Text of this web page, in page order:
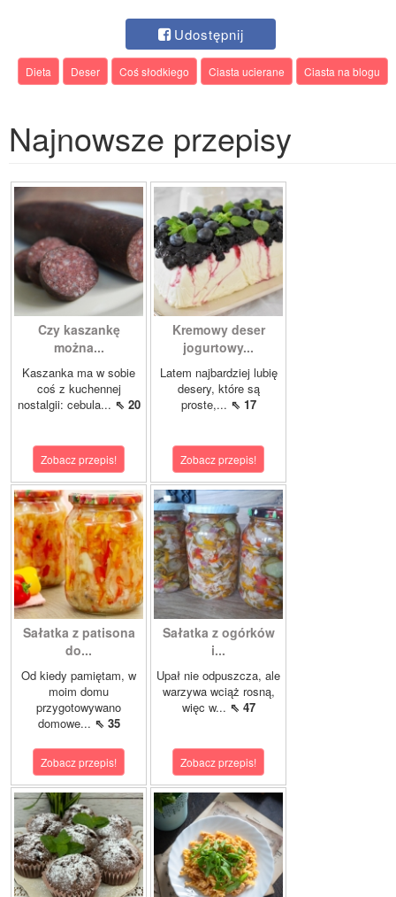
Udostępnij
Dieta Deser Coś słodkiego Ciasta ucierane Ciasta na blogu
Najnowsze przepisy
Czy kaszankę
można...
Kaszanka ma w sobie
coś z kuchennej
nostalgii: cebula... ⇖ 20
Zobacz przepis!
Kremowy deser
jogurtowy...
Latem najbardziej lubię
desery, które są
proste,... ⇖ 17
Zobacz przepis!
Sałatka z patisona
do...
Od kiedy pamiętam, w
moim domu
przygotowywano
domowe... ⇖ 35
Zobacz przepis!
Sałatka z ogórków
i...
Upał nie odpuszcza, ale
warzywa wciąż rosną,
więc w... ⇖ 47
Zobacz przepis!